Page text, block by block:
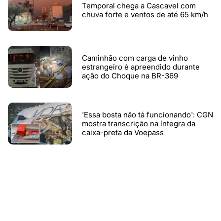
Temporal chega a Cascavel com
chuva forte e ventos de até 65 km/h
Caminhão com carga de vinho
estrangeiro é apreendido durante
ação do Choque na BR-369
'Essa bosta não tá funcionando': CGN
mostra transcrição na íntegra da
caixa-preta da Voepass